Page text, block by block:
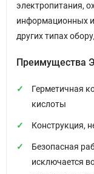
электропитания,
информационных
других типах
Преимущества
Герметичная
кислоты
Конструкция,
Безопасная
исключается